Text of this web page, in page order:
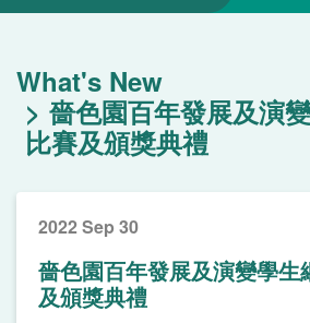
What's New
嗇色園百年發展及演
比賽及頒獎典禮
2022 Sep 30
嗇色園百年發展及演變學生
及頒獎典禮